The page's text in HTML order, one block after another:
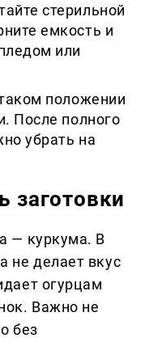
стерильной
емкость и
или
положении
После полного
убрать на
заготовки
— куркума. В
не делает вкус
огурцам
Важно не
без